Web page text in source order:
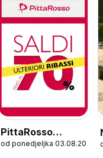
PittaRosso
Katalog
od ponedjeljka 03.08.2026